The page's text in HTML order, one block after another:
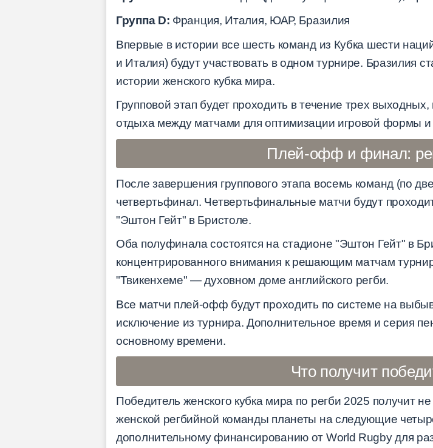
Группа D: Франция, Италия, ЮАР, Бразилия
Впервые в истории все шесть команд из Кубка шести
и Италия) будут участвовать в одном турнире. Бразилия
истории женского кубка мира.
Групповой этап будет проходить в течение трех
отдыха между матчами для оптимизации игровой формы и
Плей-офф и финал:
После завершения группового этапа восемь команд (по
четвертьфинал. Четвертьфинальные матчи будут
"Эштон Гейт" в Бристоле.
Оба полуфинала состоятся на стадионе "Эштон Гейт" в
концентрированного внимания к решающим матчам
"Твикенхеме" — духовном доме английского регби.
Все матчи плей-офф будут проходить по системе на
исключение из турнира. Дополнительное время и серия
основному времени.
Что получит
Победитель женского кубка мира по регби 2025 получит не
женской регбийной команды планеты на следующие
дополнительному финансированию от World Rugby для